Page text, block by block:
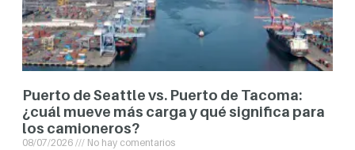
Puerto de Seattle vs. Puerto de Tacoma:
¿cuál mueve más carga y qué significa para
los camioneros?
08/07/2026 No hay comentarios